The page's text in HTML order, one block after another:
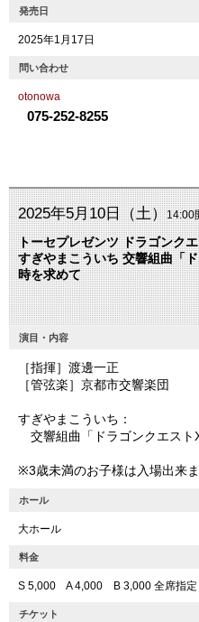
発売日
2025年1月17日
問い合わせ
otonowa
075-252-8255
2025年5月10日（土）14:00
トーセプレゼンツ ドラゴンク
すぎやまこういち 交響組曲「
時を求めて
演目・内容
［指揮］渡邊一正
［管弦楽］京都市交響楽団
すぎやまこういち：
交響組曲「ドラゴンクエスト
※3歳未満のお子様は入場出来ま
ホール
大ホール
料金
S 5,000 A 4,000 B 3,000 全席指定
チケット